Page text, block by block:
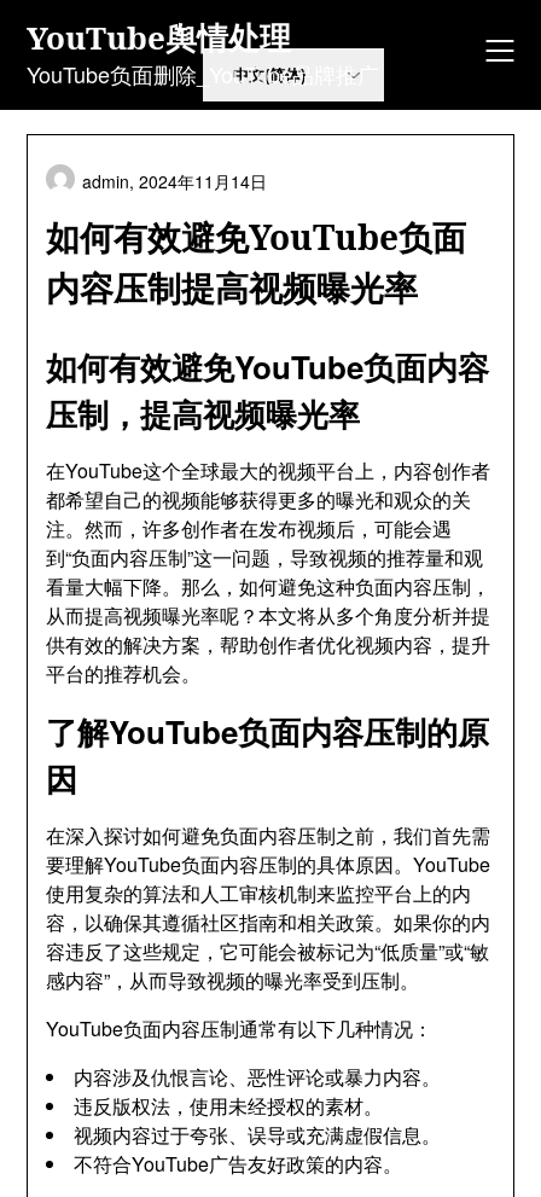
content
YouTube舆情处理
YouTube负面删除_YouTube品牌推广
如何有效避免YouTube负面
内容压制提高视频曝光率
admin,2024年11月14日
如何有效避免YouTube负面内容
压制，提高视频曝光率
在YouTube这个全球最大的视频平台上，内容创作者
都希望自己的视频能够获得更多的曝光和观众的关
注。然而，许多创作者在发布视频后，可能会遇
到“负面内容压制”这一问题，导致视频的推荐量和观
看量大幅下降。那么，如何避免这种负面内容压制，
从而提高视频曝光率呢？本文将从多个角度分析并提
供有效的解决方案，帮助创作者优化视频内容，提升
平台的推荐机会。
了解YouTube负面内容压制的原
因
在深入探讨如何避免负面内容压制之前，我们首先需
要理解YouTube负面内容压制的具体原因。YouTube
使用复杂的算法和人工审核机制来监控平台上的内
容，以确保其遵循社区指南和相关政策。如果你的内
容违反了这些规定，它可能会被标记为“低质量”或“敏
感内容”，从而导致视频的曝光率受到压制。
YouTube负面内容压制通常有以下几种情况：
内容涉及仇恨言论、恶性评论或暴力内容。
违反版权法，使用未经授权的素材。
视频内容过于夸张、误导或充满虚假信息。
不符合YouTube广告友好政策的内容。